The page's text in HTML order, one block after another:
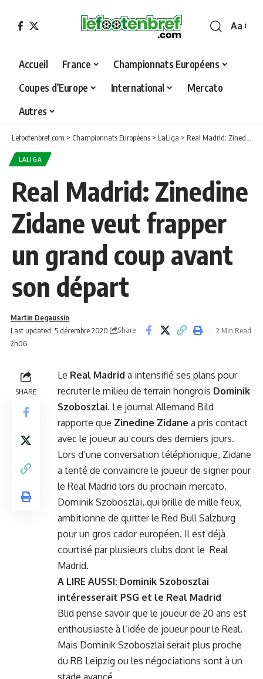
Font
Aa
Accueil France
Championnats Européens
Coupes d’Europe
International
Mercato
Autres
Lefootenbref.com > Championnats Européens > LaLiga > Real Madrid: Zinedine Zidane veut frapper un grand coup avant son départ
LALIGA
Real Madrid: Zinedine
Zidane veut frapper
un grand coup avant
son départ
Last updated: 5 décembre 2020
2h06
Martin Degaussin
Share
2 Min Read
SHARE
Le Real Madrid a intensifié ses plans pour
recruter le milieu de terrain hongrois Dominik
Szoboszlai. Le journal Allemand Bild
rapporte que Zinedine Zidane a pris contact
avec le joueur au cours des derniers jours.
Lors d’une conversation téléphonique, Zidane
a tenté de convaincre le joueur de signer pour
le Real Madrid lors du prochain mercato.
Dominik Szoboszlai, qui brille de mille feux,
ambitionne de quitter le Red Bull Salzburg
pour un gros cador européen. Il est déjà
courtisé par plusieurs clubs dont le Real
Madrid.
A LIRE AUSSI: Dominik Szoboszlai
intéresserait PSG et le Real Madrid
Blid pense savoir que le joueur de 20 ans est
enthousiaste à l’idée de joueur pour le Real.
Mais Dominik Szoboszlai serait plus proche
du RB Leipzig ou les négociations sont à un
stade avancé.